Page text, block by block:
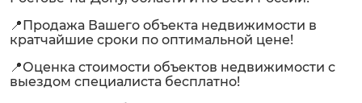
📍Продажа Вашего объекта недвижимости в
кратчайшие сроки по оптимальной цене!
📍Оценка стоимости объектов недвижимости с
выездом специалиста бесплатно!